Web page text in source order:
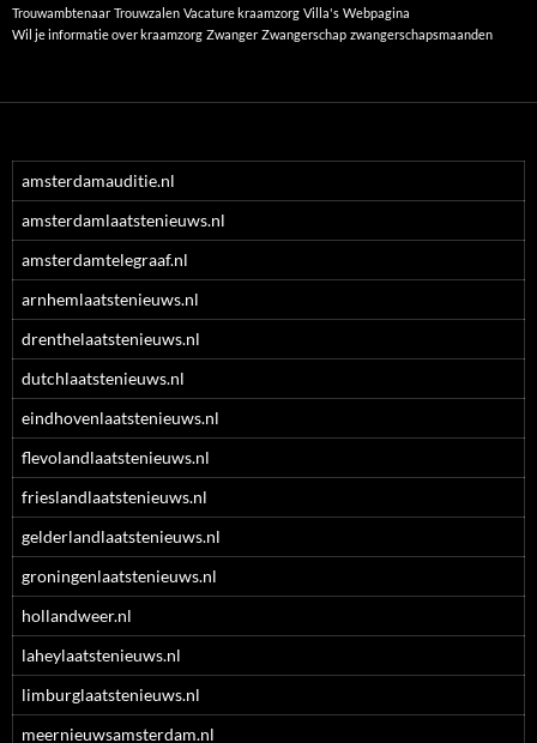
Trouwambtenaar Trouwzalen Vacature kraamzorg Villa's Webpagina
Wil je informatie over kraamzorg Zwanger Zwangerschap zwangerschapsmaanden
amsterdamauditie.nl
amsterdamlaatstenieuws.nl
amsterdamtelegraaf.nl
arnhemlaatstenieuws.nl
drenthelaatstenieuws.nl
dutchlaatstenieuws.nl
eindhovenlaatstenieuws.nl
flevolandlaatstenieuws.nl
frieslandlaatstenieuws.nl
gelderlandlaatstenieuws.nl
groningenlaatstenieuws.nl
hollandweer.nl
laheylaatstenieuws.nl
limburglaatstenieuws.nl
meernieuwsamsterdam.nl